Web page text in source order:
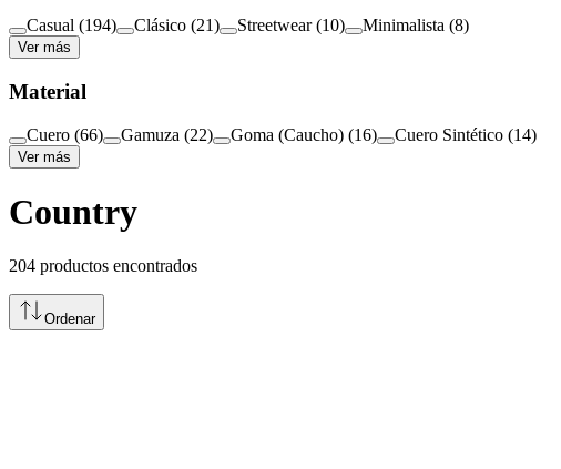
Casual (194) Clásico (21) Streetwear (10) Minimalista (8)
Ver más
Material
Cuero (66) Gamuza (22) Goma (Caucho) (16) Cuero Sintético (14)
Ver más
Country
204 productos encontrados
Ordenar